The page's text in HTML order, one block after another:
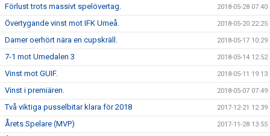
Förlust trots massivt spelövertag. 2018-05-28 07:40
Övertygande vinst mot IFK Umeå. 2018-05-20 22:25
Damer oerhört nära en cupskräll. 2018-05-17 10:29
7-1 mot Umedalen 3 2018-05-14 12:52
Vinst mot GUIF. 2018-05-11 19:13
Vinst i premiären. 2018-05-07 07:49
Två viktiga pusselbitar klara för 2018 2017-12-21 12:39
Årets Spelare (MVP) 2017-11-28 13:55